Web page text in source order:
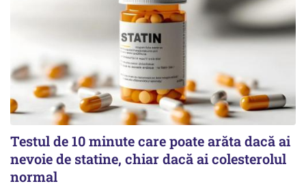
Testul de 10 minute care poate arăta dacă ai
nevoie de statine, chiar dacă ai colesterolul
normal